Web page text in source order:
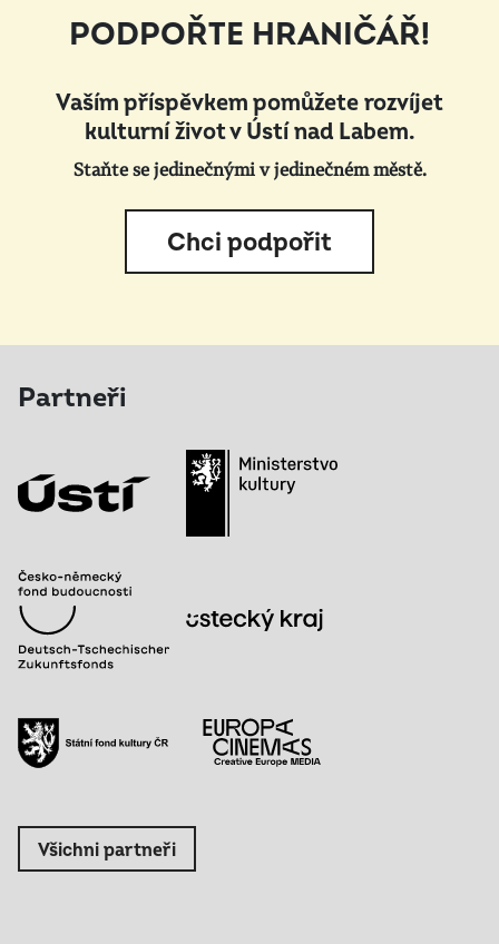
PODPOŘTE HRANIČÁŘ!
Vaším příspěvkem pomůžete rozvíjet
kulturní život v Ústí nad Labem.
Staňte se jedinečnými v jedinečném městě.
Chci podpořit
Partneři
Všichni partneři